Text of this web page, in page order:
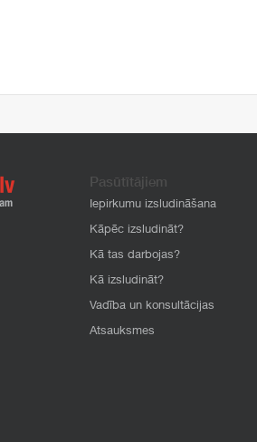
Pasūtītājiem
Iepirkumu izsludināšana
Kāpēc izsludināt?
Kā tas darbojas?
Kā izsludināt?
Vadība un konsultācijas
Atsauksmes